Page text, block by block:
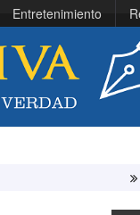
Entretenimiento